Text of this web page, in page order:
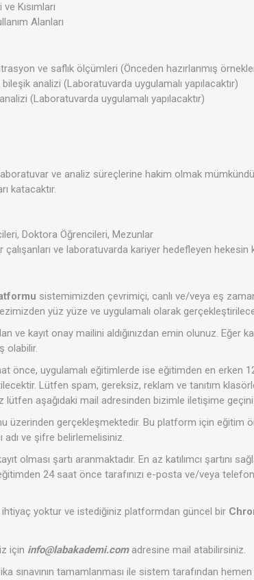
Kısımları
Alanları
ve saflık ölçümleri (Önceden hazırlanmış
analizi (Laboratuvarda uygulamalı yapılacaktır)
(Laboratuvarda uygulamalı yapılacaktır)
ve analiz süreçlerine hakim olmak
katacaktır.
Doktora Öğrencileri, Mezunlar
ve laboratuvarda kariyer hedefleyen hekesin
sistemimizden çevrimiçi, canlı ve/veya eş
yüz yüze ve uygulamalı olarak
ve kayıt onay mailini aldığınızdan emin olunuz. Eğer
olabilir.
önce, uygulamalı eğitimlerde ise eğitimden en erken
Lütfen spam, gereksiz, reklam ve tanıtım
lütfen aşağıdaki mail adresinden bizimle iletişime
üzerinden gerçekleşmektedir. Bu platform için eğitim
adı ve şifre belirlemelisiniz.
olması şartı aranmaktadır. En az katılımcı şartını
24 saat önce tarafınızı e-posta ve/veya
ihtiyaç yoktur ve istediğiniz platformdan güncel bir
için info@labakademi.comadresine mail atabilirsiniz.
sınavının tamamlanması ile sistem tarafından